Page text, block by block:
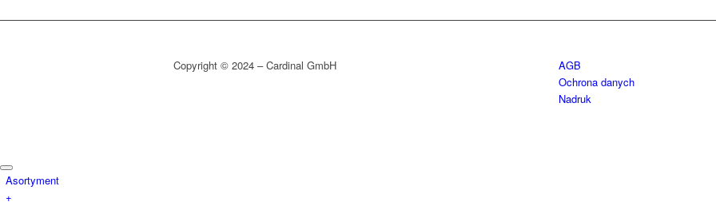
Copyright © 2024 – Cardinal GmbH
AGB
Ochrona danych
Nadruk
Asortyment
+